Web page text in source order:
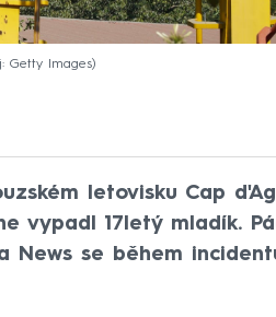
Getty Images
letovisku Cap
vypadl 17letý mladík.
News se během